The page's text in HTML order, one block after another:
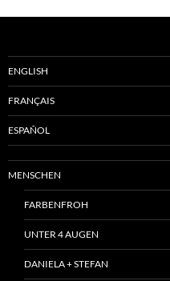
ENGLISH
FRANÇAIS
ESPAÑOL
MENSCHEN
FARBENFROH
UNTER 4 AUGEN
DANIELA + STEFAN